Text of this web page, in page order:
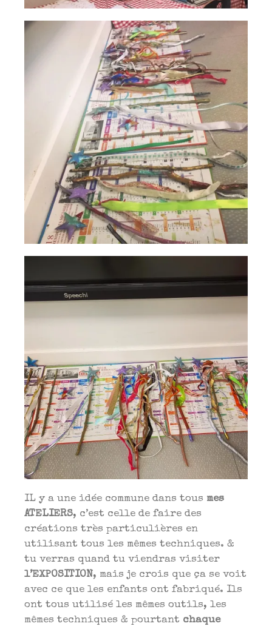
IL y a une idée commune dans tous mes
ATELIERS, c’est celle de faire des
créations très particulières en
utilisant tous les mêmes techniques. &
tu verras quand tu viendras visiter
l’EXPOSITION, mais je crois que ça se voit
avec ce que les enfants ont fabriqué. Ils
ont tous utilisé les mêmes outils, les
mêmes techniques & pourtant chaque